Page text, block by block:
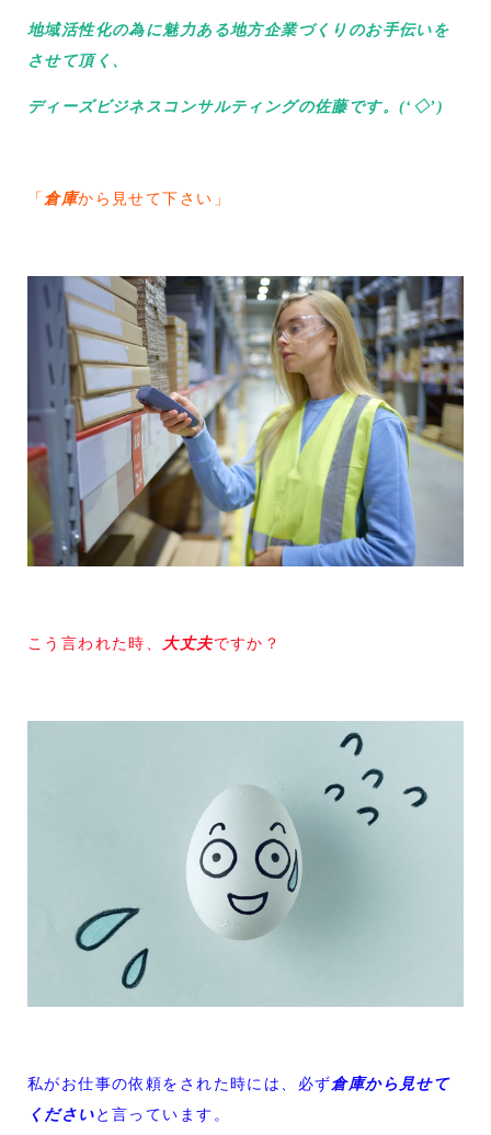
地域活性化の為に魅力ある地方企業づくりのお手伝いを
させて頂く、
ディーズビジネスコンサルティングの佐藤です。(‘◇’)ゞ
「 倉庫から見せて下さい」
こう言われた時、 大丈夫ですか？
私がお仕事の依頼をされた時には、必ず倉庫から見せて
くださいと言っています。